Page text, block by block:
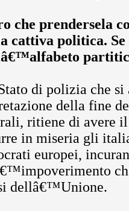
che prendersela
cattiva politica.
di polizia che si
della fine
ritiene di avere il
in miseria gli
europei,
dellâ€™Unione.